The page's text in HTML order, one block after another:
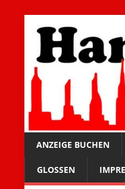
ANZEIGE BUCHEN
GLOSSEN